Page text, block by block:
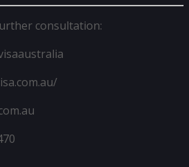
consultation: